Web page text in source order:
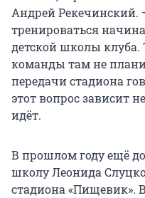
Андрей Рекечинский.
тренироваться
детской школы клуба.
команды там не
передачи стадиона
этот вопрос зависит
идёт.
В прошлом году ещё
школу Леонида
стадиона «Пищевик».